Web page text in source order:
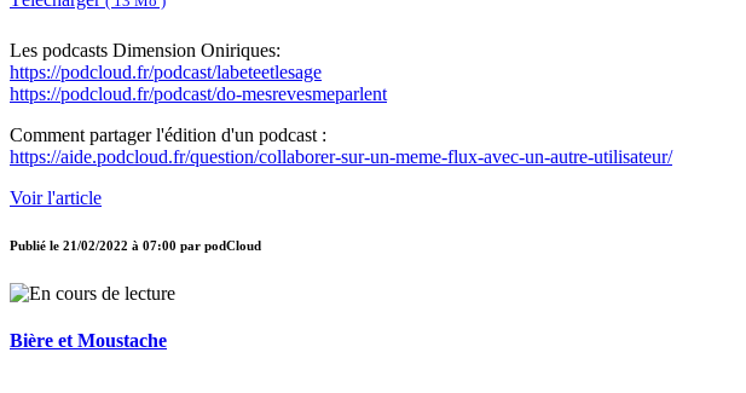
Les podcasts Dimension Oniriques:
https://podcloud.fr/podcast/labeteetlesage
https://podcloud.fr/podcast/do-mesrevesmeparlent
Comment partager l'édition d'un podcast :
https://aide.podcloud.fr/question/collaborer-sur-un-meme-flux-avec-un-autre-utilisateur/
Voir l'article
Publié le 21/02/2022 à 07:00 par podCloud
Bière et Moustache